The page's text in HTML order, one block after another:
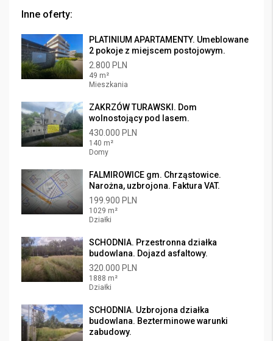
Inne oferty:
PLATINIUM APARTAMENTY. Umeblowane
2 pokoje z miejscem postojowym.
2.800 PLN
49 m²
Mieszkania
ZAKRZÓW TURAWSKI. Dom
wolnostojący pod lasem.
430.000 PLN
140 m²
Domy
FALMIROWICE gm. Chrząstowice.
Narożna, uzbrojona. Faktura VAT.
199.900 PLN
1029 m²
Działki
SCHODNIA. Przestronna działka
budowlana. Dojazd asfaltowy.
320.000 PLN
1888 m²
Działki
SCHODNIA. Uzbrojona działka
budowlana. Bezterminowe warunki
zabudowy.